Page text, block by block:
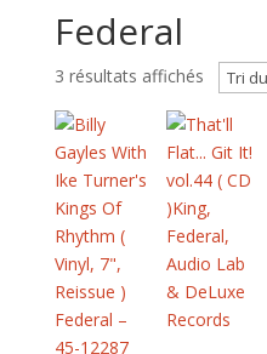
Federal
3 résultats affichésTrié
plus
récent
au
plus
ancien